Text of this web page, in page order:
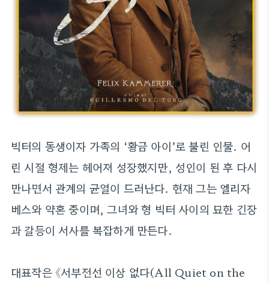
빅터의 동생이자 가족의 ‘황금 아이’로 불린 인물. 어
린 시절 형제는 헤어져 성장했지만, 성인이 된 후 다시
만나면서 관계의 균열이 드러난다. 현재 그는 엘리자
베스와 약혼 중이며, 그녀와 형 빅터 사이의 묘한 긴장
과 갈등이 서사를 복잡하게 만든다.
대표작은 《서부전선 이상 없다(All Quiet on the